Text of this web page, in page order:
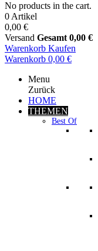
No products in the cart.
0 Artikel
0,00 €
Versand Gesamt 0,00 €
Warenkorb Kaufen
Warenkorb 0,00 €
Menu
Zurück
HOME
THEMEN
Best Of